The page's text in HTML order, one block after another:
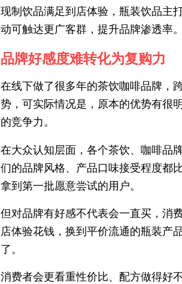
现制饮品满足到店体验，瓶装饮品主
动可触达更广客群，提升品牌渗透率。
品牌好感度难转化为复购力
在线下做了很多年的茶饮咖啡品牌，
势，可实际情况是，原本的优势有很
的竞争力。
在大众认知层面，各个茶饮、咖啡品
们的品牌风格、产品口味接受程度都
拿到第一批愿意尝试的用户。
但对品牌有好感不代表会一直买，消
店体验花钱，换到平价流通的瓶装产
了。
消费者会更看重性价比、配方做得好